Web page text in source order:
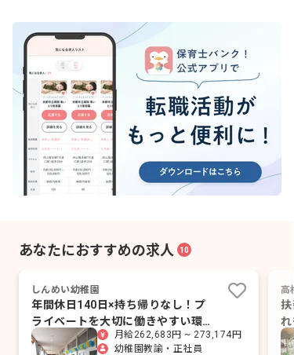
あなたにおすすめの求人 10
しんめい幼稚園
年間休日140日×持ち帰りなし！プ
ライベートを大切に働きやすい環境
です
月給262,683円 ~ 273,174円
幼稚園教諭・正社員
高